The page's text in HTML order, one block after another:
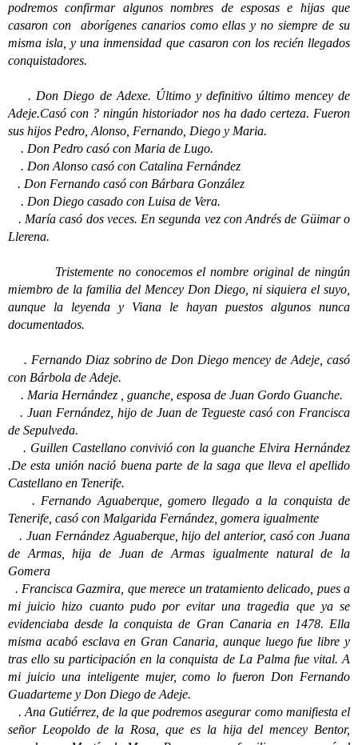
podremos confirmar algunos nombres de esposas e hijas que
casaron con aborígenes canarios como ellas y no siempre de su
misma isla, y una inmensidad que casaron con los recién llegados
conquistadores.
. Don Diego de Adexe. Último y definitivo último mencey de
Adeje.Casó con ? ningún historiador nos ha dado certeza. Fueron
sus hijos Pedro, Alonso, Fernando, Diego y Maria.
. Don Pedro casó con Maria de Lugo.
. Don Alonso casó con Catalina Fernández
. Don Fernando casó con Bárbara González
. Don Diego casado con Luisa de Vera.
. María casó dos veces. En segunda vez con Andrés de Güimar o
Llerena.
Tristemente no conocemos el nombre original de ningún
miembro de la familia del Mencey Don Diego, ni siquiera el suyo,
aunque la leyenda y Viana le hayan puestos algunos nunca
documentados.
. Fernando Diaz sobrino de Don Diego mencey de Adeje, casó
con Bárbola de Adeje.
. Maria Hernández , guanche, esposa de Juan Gordo Guanche.
. Juan Fernández, hijo de Juan de Tegueste casó con Francisca
de Sepulveda.
. Guillen Castellano convivió con la guanche Elvira Hernández
.De esta unión nació buena parte de la saga que lleva el apellido
Castellano en Tenerife.
. Fernando Aguaberque, gomero llegado a la conquista de
Tenerife, casó con Malgarida Fernández, gomera igualmente
. Juan Fernández Aguaberque, hijo del anterior, casó con Juana
de Armas, hija de Juan de Armas igualmente natural de la
Gomera
. Francisca Gazmira, que merece un tratamiento delicado, pues a
mi juicio hizo cuanto pudo por evitar una tragedia que ya se
evidenciaba desde la conquista de Gran Canaria en 1478. Ella
misma acabó esclava en Gran Canaria, aunque luego fue libre y
tras ello su participación en la conquista de La Palma fue vital. A
mi juicio una inteligente mujer, como lo fueron Don Fernando
Guadarteme y Don Diego de Adeje.
. Ana Gutiérrez, de la que podremos asegurar como manifiesta el
señor Leopoldo de la Rosa, que es la hija del mencey Bentor,